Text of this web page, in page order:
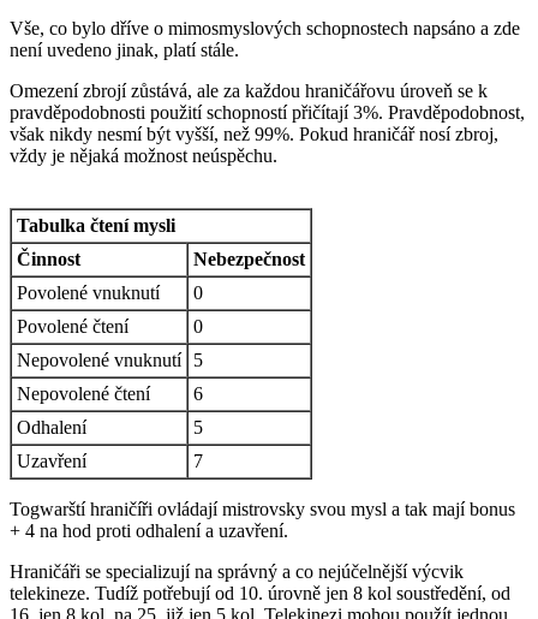
Vše, co bylo dříve o mimosmyslových schopnostech napsáno a zde
není uvedeno jinak, platí stále.
Omezení zbrojí zůstává, ale za každou hraničářovu úroveň se k
pravděpodobnosti použití schopností přičítají 3%. Pravděpodobnost,
však nikdy nesmí být vyšší, než 99%. Pokud hraničář nosí zbroj,
vždy je nějaká možnost neúspěchu.
Tabulka čtení mysli
Činnost
Nebezpečnost
Povolené vnuknutí
0
Povolené čtení
0
Nepovolené vnuknutí
5
Nepovolené čtení
6
Odhalení
5
Uzavření
7
Togwarští hraničíři ovládají mistrovsky svou mysl a tak mají bonus
+ 4 na hod proti odhalení a uzavření.
Hraničáři se specializují na správný a co nejúčelnější výcvik
telekineze. Tudíž potřebují od 10. úrovně jen 8 kol soustředění, od